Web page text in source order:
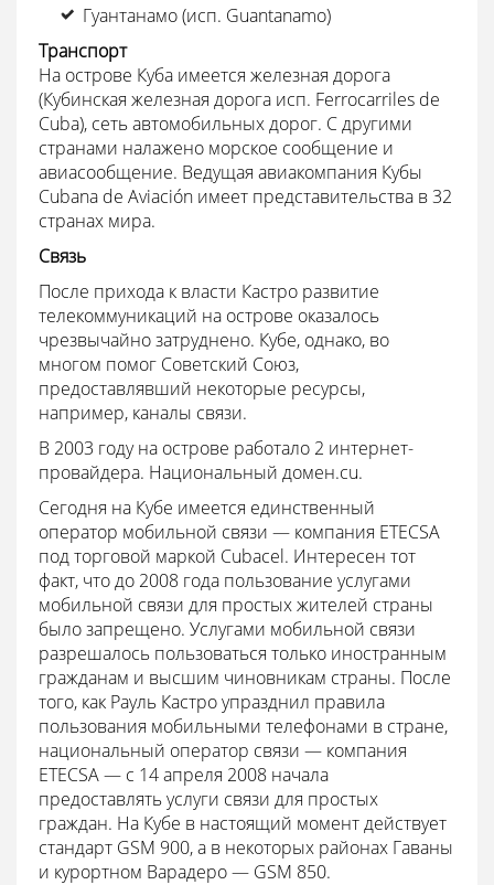
Гуантанамо (исп. Guantanamo)
Транспорт
На острове Куба имеется железная дорога
(Кубинская железная дорога исп. Ferrocarriles de
Cuba), сеть автомобильных дорог. С другими
странами налажено морское сообщение и
авиасообщение. Ведущая авиакомпания Кубы
Cubana de Aviación имеет представительства в 32
странах мира.
Связь
После прихода к власти Кастро развитие
телекоммуникаций на острове оказалось
чрезвычайно затруднено. Кубе, однако, во
многом помог Советский Союз,
предоставлявший некоторые ресурсы,
например, каналы связи.
В 2003 году на острове работало 2 интернет-
провайдера. Национальный домен.cu.
Сегодня на Кубе имеется единственный
оператор мобильной связи — компания ETECSA
под торговой маркой Cubacel. Интересен тот
факт, что до 2008 года пользование услугами
мобильной связи для простых жителей страны
было запрещено. Услугами мобильной связи
разрешалось пользоваться только иностранным
гражданам и высшим чиновникам страны. После
того, как Рауль Кастро упразднил правила
пользования мобильными телефонами в стране,
национальный оператор связи — компания
ETECSA — с 14 апреля 2008 начала
предоставлять услуги связи для простых
граждан. На Кубе в настоящий момент действует
стандарт GSM 900, а в некоторых районах Гаваны
и курортном Варадеро — GSM 850.